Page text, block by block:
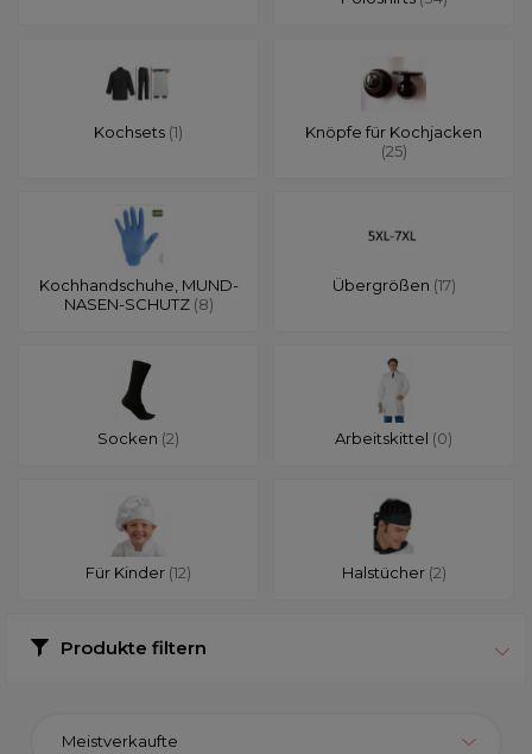
Kochsets (1)
Knöpfe für Kochjacken
(25)
Kochhandschuhe, MUND-
NASEN-SCHUTZ (8)
Übergrößen (17)
Socken (2) Arbeitskittel (0)
Für Kinder (12) Halstücher (2)
Produkte filtern
Meistverkaufte